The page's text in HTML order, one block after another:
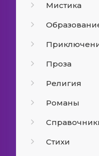
Мистика
Проза
Религия
Романы
Стихи